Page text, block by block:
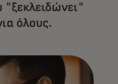
"ξεκλειδώνει"
όλους.